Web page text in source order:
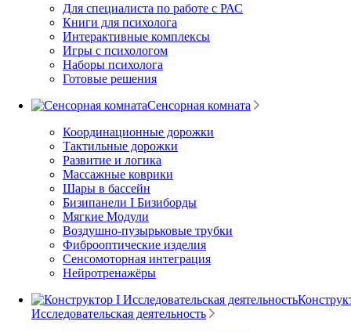
Для специалиста по работе с РАС
Книги для психолога
Интерактивные комплексы
Игры с психологом
Наборы психолога
Готовые решения
Сенсорная комната
Координационные дорожки
Тактильные дорожки
Развитие и логика
Массажные коврики
Шары в бассейн
Бизипанели I Бизиборды
Мягкие Модули
Воздушно-пузырьковые трубки
Фиброоптические изделия
Сенсомоторная интеграция
Нейротренажёры
Исследовательская деятельность